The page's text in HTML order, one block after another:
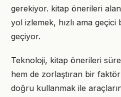
gerekiyor. kitap önerileri
yol izlemek, hızlı ama geçici
geçiyor.
Teknoloji, kitap önerileri
hem de zorlaştıran bir
doğru kullanmak ile